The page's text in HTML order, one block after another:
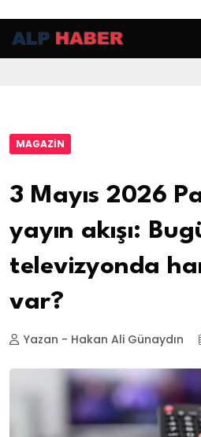
MAGAZIN
3 Mayıs 2026
yayın akışı:
televizyonda
var?
Yazan - Hakan Ali Günaydın